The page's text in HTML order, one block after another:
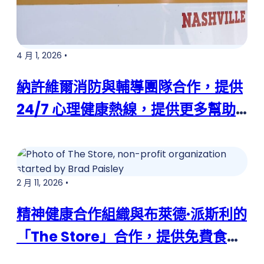
4 月 1, 2026 •
納許維爾消防與輔導團隊合作，提供
24/7 心理健康熱線，提供更多幫助
2 月 11, 2026 •
精神健康合作組織與布萊德·派斯利的
「The Store」合作，提供免費食品